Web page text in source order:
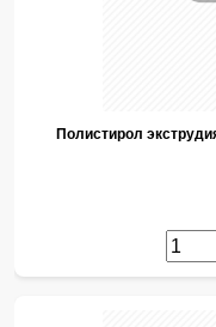
Полистирол